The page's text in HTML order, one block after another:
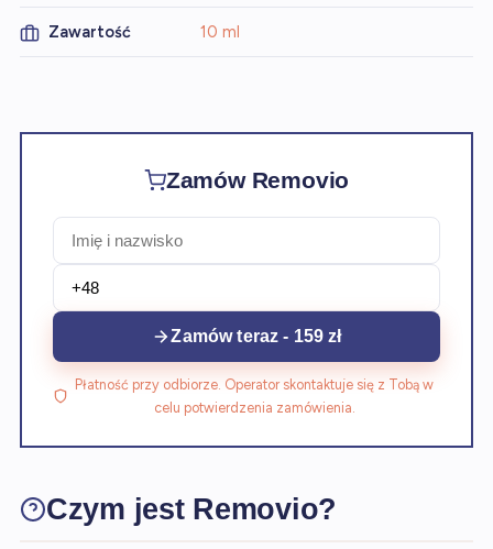
Zawartość 10 ml
Zamów Removio
Zamów teraz - 159 zł
Płatność przy odbiorze. Operator skontaktuje się z Tobą w
celu potwierdzenia zamówienia.
Czym jest Removio?